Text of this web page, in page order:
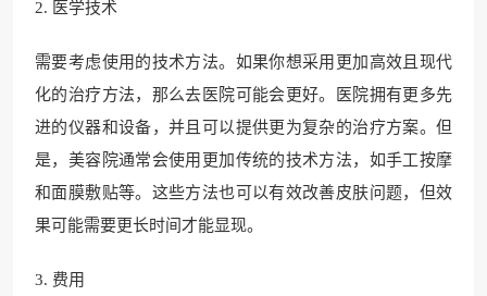
2. 医学技术
需要考虑使用的技术方法。如果你想采用更加高效且现代
化的治疗方法，那么去医院可能会更好。医院拥有更多先
进的仪器和设备，并且可以提供更为复杂的治疗方案。但
是，美容院通常会使用更加传统的技术方法，如手工按摩
和面膜敷贴等。这些方法也可以有效改善皮肤问题，但效
果可能需要更长时间才能显现。
3. 费用